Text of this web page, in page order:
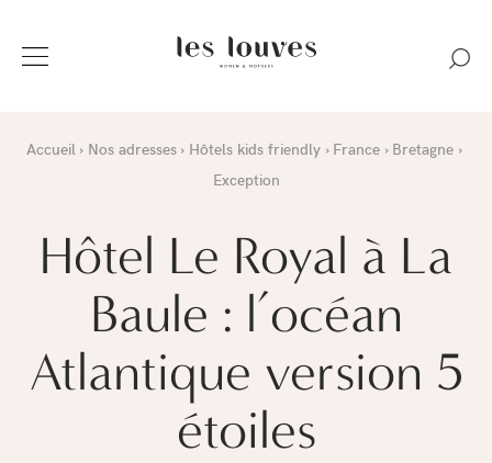
Accueil Nos adresses Hôtels kids friendly France Bretagne
Exception
Hôtel Le Royal à La
Baule : l’océan
Atlantique version 5
étoiles